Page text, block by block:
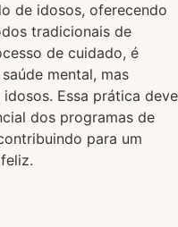
de idosos, oferecendo
tradicionais de
de cuidado, é
mental, mas
Essa prática deve
dos programas de
para um